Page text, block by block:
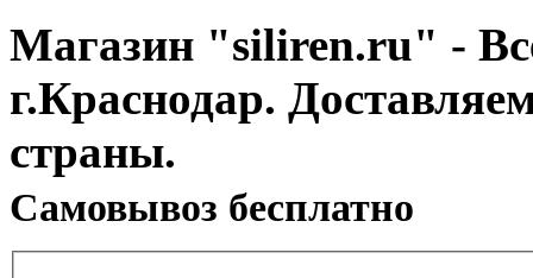
Магазин "siliren.ru" -
г.Краснодар.
страны.
Cамовывоз бесплатно